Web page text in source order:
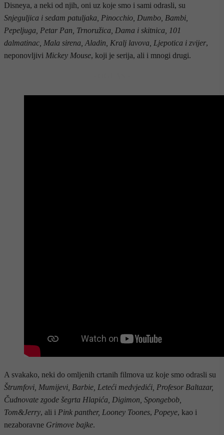
Disneya, a neki od njih, oni uz koje smo i sami odrasli, su
Snjeguljica i sedam patuljaka, Pinocchio, Dumbo, Bambi,
Pepeljuga, Petar Pan, Trnoružica, Dama i skitnica, 101
dalmatinac, Mala sirena, Aladin, Kralj lavova, Ljepotica i zvijer,
neponovljivi Mickey Mouse, koji je serija, ali i mnogi drugi.
A svakako, neki do omljenih crtanih filmova uz koje smo odrasli su
Štrumfovi, Mumijevi, Barbie, Leteći medvjedići, Profesor Baltazar,
Čudnovate zgode šegrta Hlapića, Digimon, Spongebob,
Tom&Jerry, ali i Pink panther, Looney Toones, Popeye, kao i
nezaboravne Grimove bajke.